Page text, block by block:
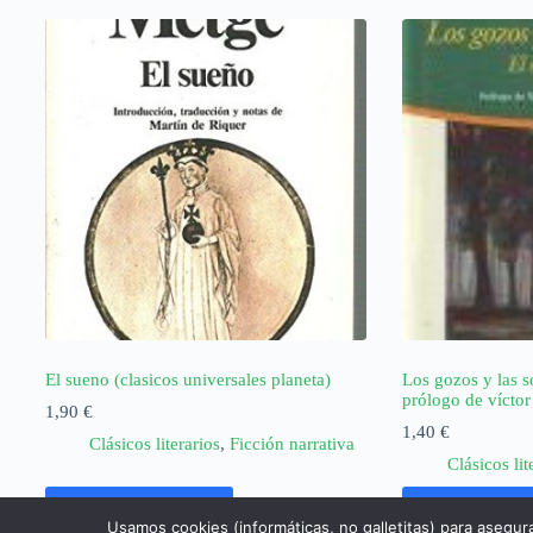
El sueno (clasicos universales planeta)
1,90 €
Clásicos literarios, Ficción narrativa
Los gozos y las
prólogo de
1,40€
Clásicos
Usamos cookies (informáticas, no galletitas) para